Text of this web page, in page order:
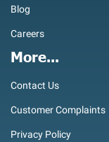
Blog
Careers
More...
Contact Us
Customer Complaints
Privacy Policy